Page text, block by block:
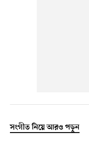
সংগীত নিয়ে আরও পড়ুন